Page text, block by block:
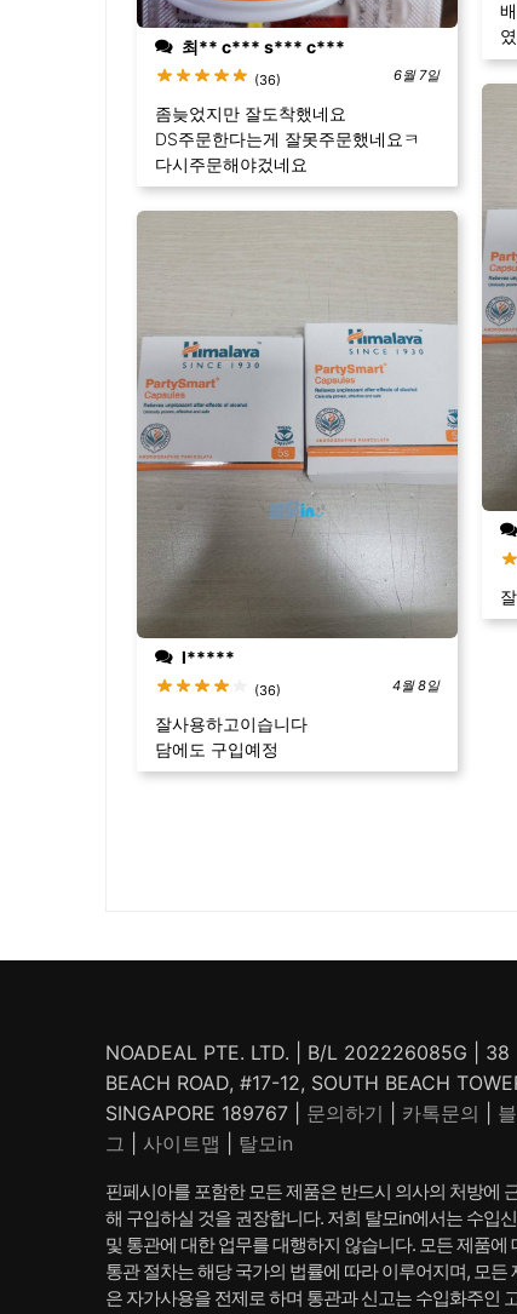
최** c*** s*** c***
(36) 6월 7일
좀늦었지만 잘도착했네요
DS주문한다는게 잘못주문했네요ㅋ
다시주문해야겄네요
l*****
(36) 4월 8일
잘사용하고이습니다
담에도 구입예정
NOADEAL PTE. LTD. | B/L 202226085G | 38
BEACH ROAD, #17-12, SOUTH BEACH
SINGAPORE 189767 | 문의하기 카톡문의
그
사이트맵 탈모in
핀페시아를 포함한 모든 제품은 반드시 의사의 처방에
해 구입하실 것을 권장합니다. 저희 탈모in에서는 수입
및 통관에 대한 업무를 대행하지 않습니다. 모든 제품에
통관 절차는 해당 국가의 법률에 따라 이루어지며, 모든
은 자가사용을 전제로 하며 통관과 신고는 수입화주인